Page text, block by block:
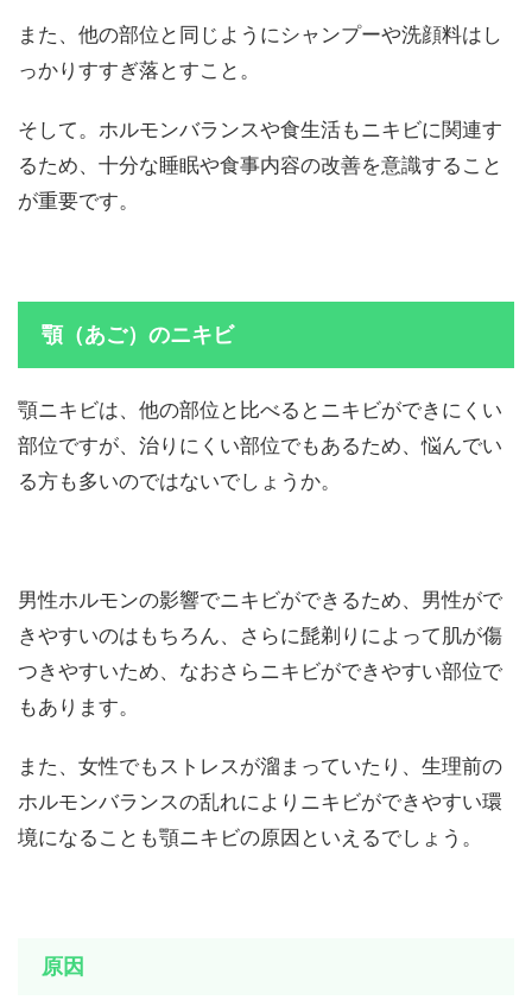
また、他の部位と同じようにシャンプーや洗顔料はし
っかりすすぎ落とすこと。
そして。ホルモンバランスや食生活もニキビに関連す
るため、十分な睡眠や食事内容の改善を意識すること
が重要です。
顎（あご）のニキビ
顎ニキビは、他の部位と比べるとニキビができにくい
部位ですが、治りにくい部位でもあるため、悩んでい
る方も多いのではないでしょうか。
男性ホルモンの影響でニキビができるため、男性がで
きやすいのはもちろん、さらに髭剃りによって肌が傷
つきやすいため、なおさらニキビができやすい部位で
もあります。
また、女性でもストレスが溜まっていたり、生理前の
ホルモンバランスの乱れによりニキビができやすい環
境になることも顎ニキビの原因といえるでしょう。
原因